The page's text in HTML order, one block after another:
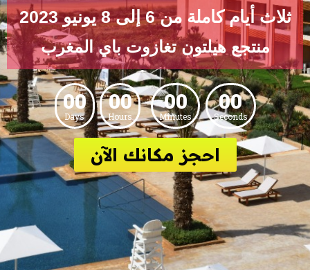
ثلاث أيام كاملة من 6 إلى 8 يونيو 2023
منتجع هيلتون تغازوت باي المغرب
00
Days
00
Hours
00
Minutes
00
Seconds
احجز مكانك الآن